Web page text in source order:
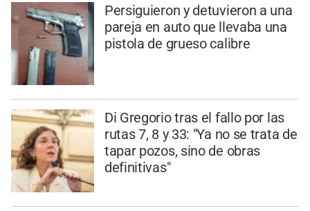
Persiguieron y detuvieron a una
pareja en auto que llevaba una
pistola de grueso calibre
Di Gregorio tras el fallo por las
rutas 7, 8 y 33: "Ya no se trata de
tapar pozos, sino de obras
definitivas"